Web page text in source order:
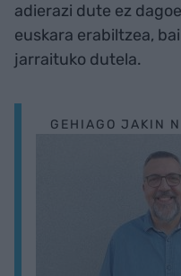
adierazi dute ez
euskara erabiltzea,
jarraituko dutela.
GEHIAGO JAKIN